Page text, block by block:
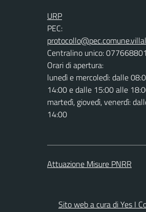
URP
PEC:
Centralino unico:
Orari di apertura:
lunedì e mercoledì: dalle
14:00 e dalle 15:00 alle
martedì, giovedì, venerdì:
14:00
Attuazione Misure PNRR
Sito web a cura di Yes I